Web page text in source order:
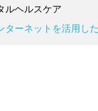
ルヘルスケア
ーネットを活用し